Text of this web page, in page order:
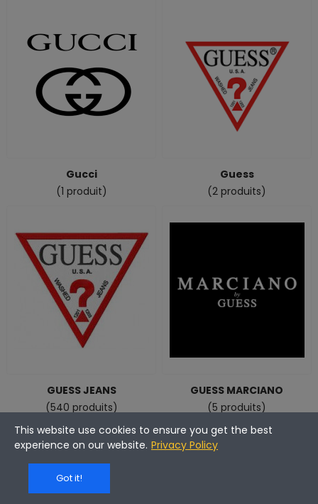
Gucci
(1 produit)
Guess
(2 produits)
GUESS JEANS
(540 produits)
GUESS MARCIANO
(5 produits)
This website use cookies to ensure you get the best
experience on our website. Privacy Policy
Got it!